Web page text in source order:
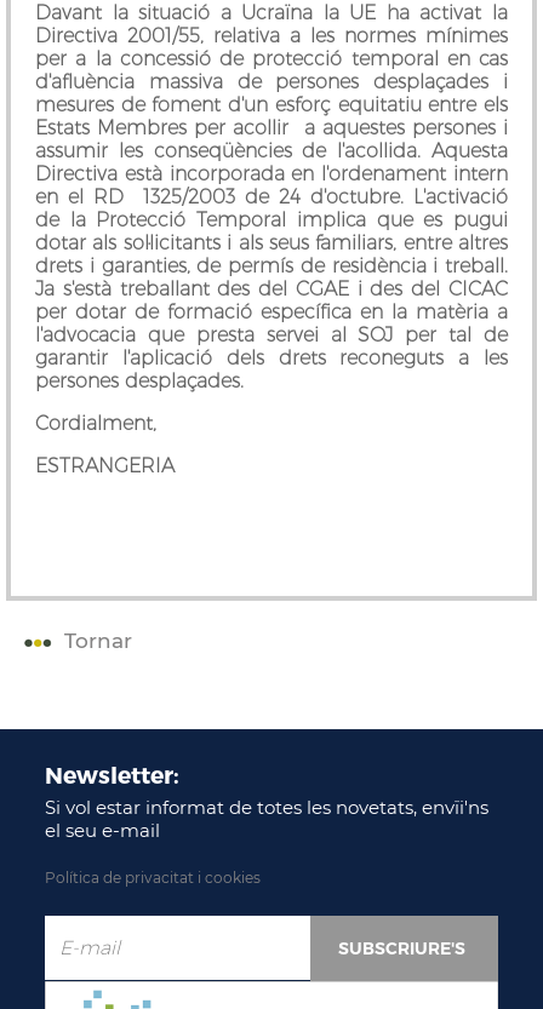
Davant la situació a Ucraïna la UE ha activat la
Directiva 2001/55, relativa a les normes mínimes
per a la concessió de protecció temporal en cas
d'afluència massiva de persones desplaçades i
mesures de foment d'un esforç equitatiu entre els
Estats Membres per acollir a aquestes persones i
assumir les conseqüències de l'acollida. Aquesta
Directiva està incorporada en l'ordenament intern
en el RD 1325/2003 de 24 d'octubre. L'activació
de la Protecció Temporal implica que es pugui
dotar als sol·licitants i als seus familiars, entre altres
drets i garanties, de permís de residència i treball.
Ja s'està treballant des del CGAE i des del CICAC
per dotar de formació específica en la matèria a
l'advocacia que presta servei al SOJ per tal de
garantir l'aplicació dels drets reconeguts a les
persones desplaçades.
Cordialment,
ESTRANGERIA
Tornar
Newsletter:
Si vol estar informat de totes les novetats, envïi'ns
el seu e-mail
Política de privacitat i cookies